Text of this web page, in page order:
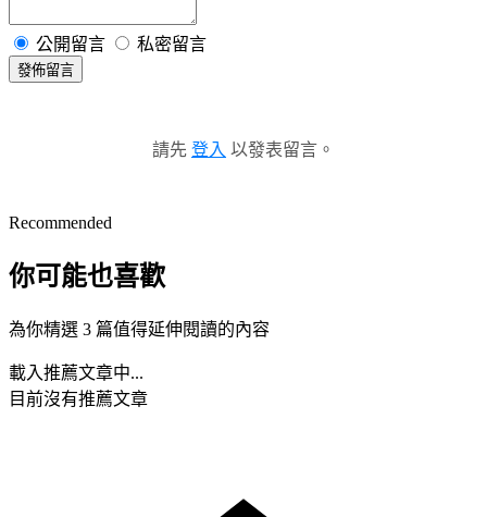
公開留言 私密留言
發佈留言
請先 登入 以發表留言。
Recommended
你可能也喜歡
為你精選 3 篇值得延伸閱讀的內容
載入推薦文章中...
目前沒有推薦文章